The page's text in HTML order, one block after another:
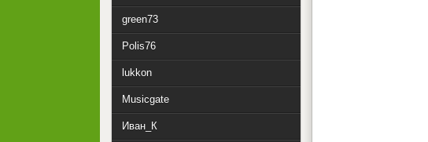
green73
Polis76
lukkon
Musicgate
Иван_К